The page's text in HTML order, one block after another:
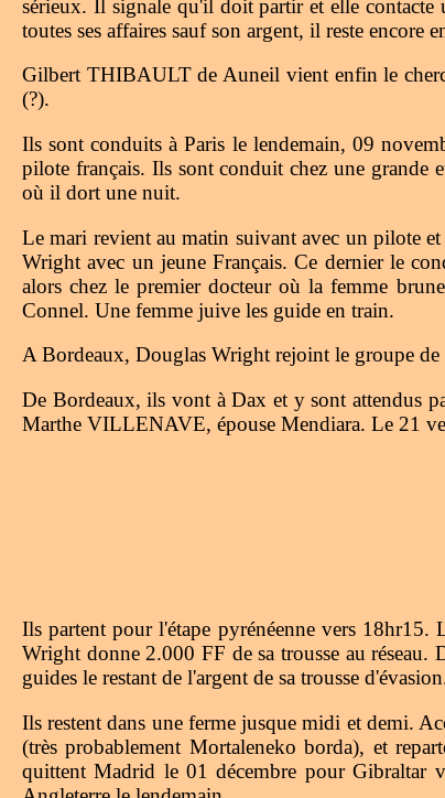
sérieux. Il signale qu'il doit partir et elle
toutes ses affaires sauf son argent, il reste encore
Gilbert THIBAULT de Auneil vient enfin le
(?).
Ils sont conduits à Paris le lendemain, 09
pilote français. Ils sont conduit chez une
où il dort une nuit.
Le mari revient au matin suivant avec un pilote et
Wright avec un jeune Français. Ce dernier le
alors chez le premier docteur où la femme
Connel. Une femme juive les guide en train.
A Bordeaux, Douglas Wright rejoint le groupe de
De Bordeaux, ils vont à Dax et y sont attendus
Marthe VILLENAVE, épouse Mendiara. Le 21
Ils partent pour l'étape pyrénéenne vers 18hr15.
Wright donne 2.000 FF de sa trousse au
guides le restant de l'argent de sa trousse
Ils restent dans une ferme jusque midi et demi.
(très probablement Mortaleneko borda), et
quittent Madrid le 01 décembre pour Gibraltar